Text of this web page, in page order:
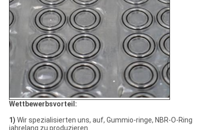
Wettbewerbsvorteil:
1) Wir spezialisierten uns, auf, Gummio-ringe, NBR-O-Ring
jahrelang zu produzieren.